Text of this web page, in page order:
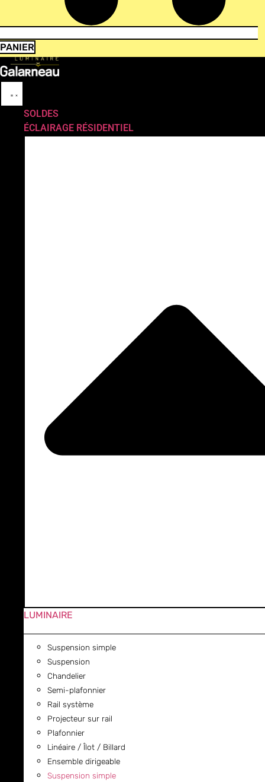
PANIER
SOLDES
ÉCLAIRAGE RÉSIDENTIEL
LUMINAIRE
Suspension simple
Suspension
Chandelier
Semi-plafonnier
Rail système
Projecteur sur rail
Plafonnier
Linéaire / Îlot / Billard
Ensemble dirigeable
Suspension simple